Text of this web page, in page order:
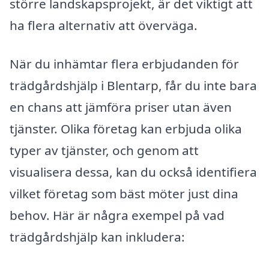
större landskapsprojekt, är det viktigt att
ha flera alternativ att överväga.
När du inhämtar flera erbjudanden för
trädgårdshjälp i Blentarp, får du inte bara
en chans att jämföra priser utan även
tjänster. Olika företag kan erbjuda olika
typer av tjänster, och genom att
visualisera dessa, kan du också identifiera
vilket företag som bäst möter just dina
behov. Här är några exempel på vad
trädgårdshjälp kan inkludera: